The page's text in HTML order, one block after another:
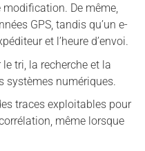
modification. De même,
GPS, tandis qu’un e-
et l’heure d’envoi.
tri, la recherche et la
systèmes numériques.
traces exploitables pour
même lorsque